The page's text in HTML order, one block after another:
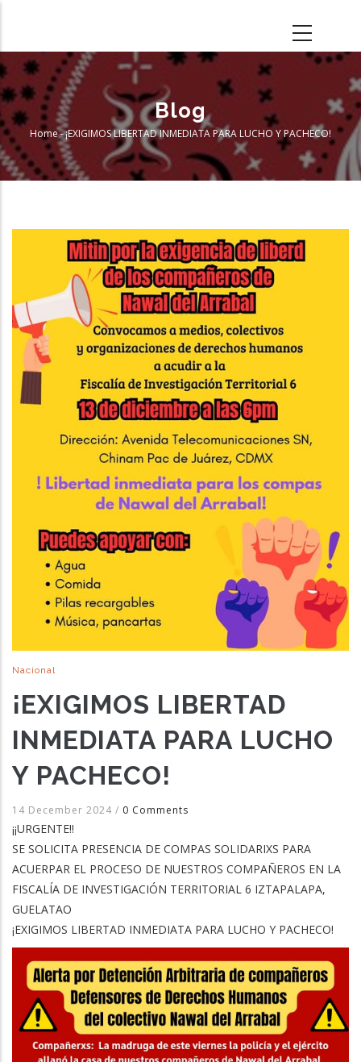
main
content
Blog
Breadcrumb
Home-¡EXIGIMOS LIBERTAD INMEDIATA PARA LUCHO Y PACHECO!
Nacional
¡EXIGIMOS LIBERTAD
INMEDIATA PARA LUCHO
Y PACHECO!
14 December 2024 / 0 Comments
¡¡URGENTE!!
SE SOLICITA PRESENCIA DE COMPAS SOLIDARIXS PARA
ACUERPAR EL PROCESO DE NUESTROS COMPAÑEROS EN LA
FISCALÍA DE INVESTIGACIÓN TERRITORIAL 6 IZTAPALAPA,
GUELATAO
¡EXIGIMOS LIBERTAD INMEDIATA PARA LUCHO Y PACHECO!